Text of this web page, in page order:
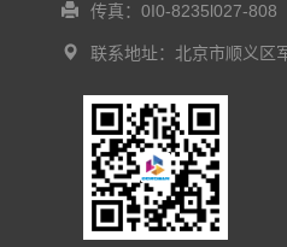
传真：0I0-8235l027-808
联系地址：北京市顺义区